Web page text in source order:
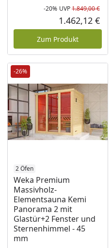
in ProzentPreis
Preis
-20% UVP1.849,00 €
1.462,12 €
Zum Produkt
-26%
2 Öfen
Weka Premium
Massivholz-
Elementsauna Kemi
Panorama 2 mit
Glastür+2 Fenster und
Sternenhimmel - 45
mm